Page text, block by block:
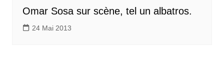
Omar Sosa sur scène, tel un albatros.
24 Mai 2013